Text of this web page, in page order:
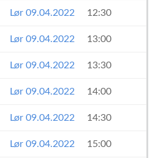
Lør 09.04.2022 12:30
Lør 09.04.2022 13:00
Lør 09.04.2022 13:30
Lør 09.04.2022 14:00
Lør 09.04.2022 14:30
Lør 09.04.2022 15:00